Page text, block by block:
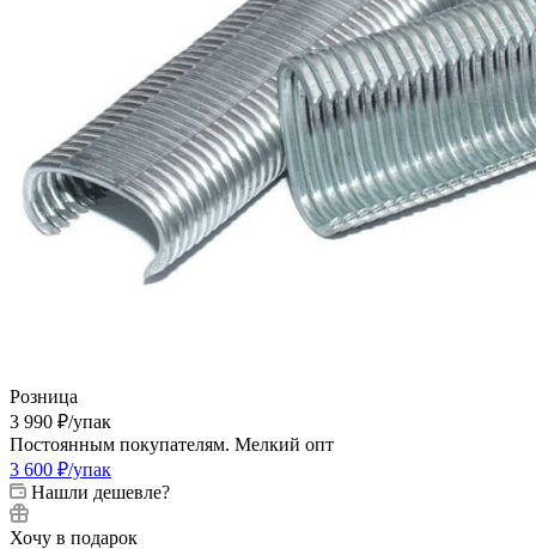
Розница
3 990 ₽/упак
Постоянным покупателям. Мелкий опт
3 600 ₽/упак
Нашли дешевле?
Хочу в подарок